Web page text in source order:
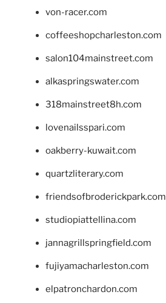
von-racer.com
coffeeshopcharleston.com
salon104mainstreet.com
alkaspringswater.com
318mainstreet8h.com
lovenailsspari.com
oakberry-kuwait.com
quartzliterary.com
friendsofbroderickpark.com
studiopiattellina.com
jannagrillspringfield.com
fujiyamacharleston.com
elpatronchardon.com